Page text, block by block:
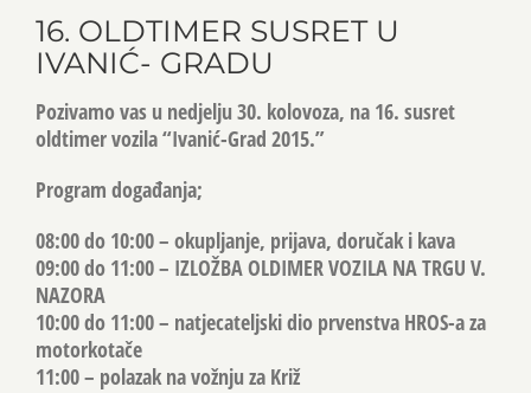
16. OLDTIMER SUSRET U
IVANIĆ- GRADU
Pozivamo vas u nedjelju 30. kolovoza, na 16. susret
oldtimer vozila “Ivanić-Grad 2015.”
Program događanja;
08:00 do 10:00 – okupljanje, prijava, doručak i kava
09:00 do 11:00 – IZLOŽBA OLDIMER VOZILA NA TRGU V.
NAZORA
10:00 do 11:00 – natjecateljski dio prvenstva HROS-a za
motorkotače
11:00 – polazak na vožnju za Križ